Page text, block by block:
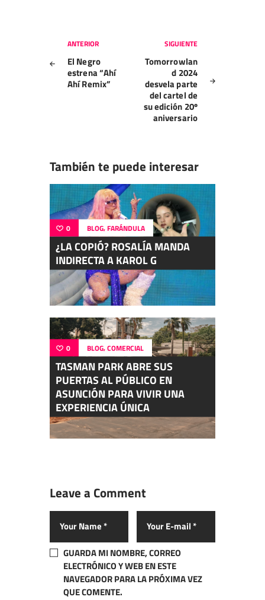
Navegación
entradas
ANTERIOR
El Negro
estrena “Ahí
Ahí Remix”
SIGUIENTE
Tomorrowlan
d 2024
desvela parte
del cartel de
su edición 20º
aniversario
También te puede interesar
0 BLOG,FARÁNDULA
¿LA COPIÓ? ROSALÍA MANDA
INDIRECTA A KAROL G
0 BLOG,COMERCIAL
TASMAN PARK ABRE SUS
PUERTAS AL PÚBLICO EN
ASUNCIÓN PARA VIVIR UNA
EXPERIENCIA ÚNICA
Leave a Comment
GUARDA MI NOMBRE, CORREO
ELECTRÓNICO Y WEB EN ESTE
NAVEGADOR PARA LA PRÓXIMA VEZ
QUE COMENTE.